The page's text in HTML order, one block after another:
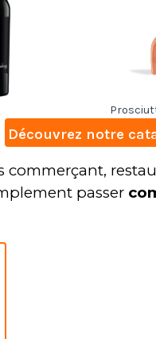
Découvrez notre
commerçant,
passer